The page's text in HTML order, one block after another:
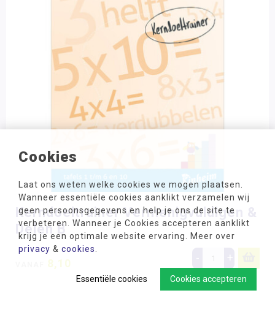
Cookies
Laat ons weten welke cookies we mogen plaatsen.
Wanneer essentiële cookies aanklikt verzamelen wij
geen persoonsgegevens en help je ons de site te
verbeteren. Wanneer je Cookies accepteren aanklikt
krijg je een optimale website ervaring. Meer over
privacy & cookies
Cookies accepteren
Essentiële cookies
Kerndoeltrainer Vermenigvuldigen &
Delen B
8,10